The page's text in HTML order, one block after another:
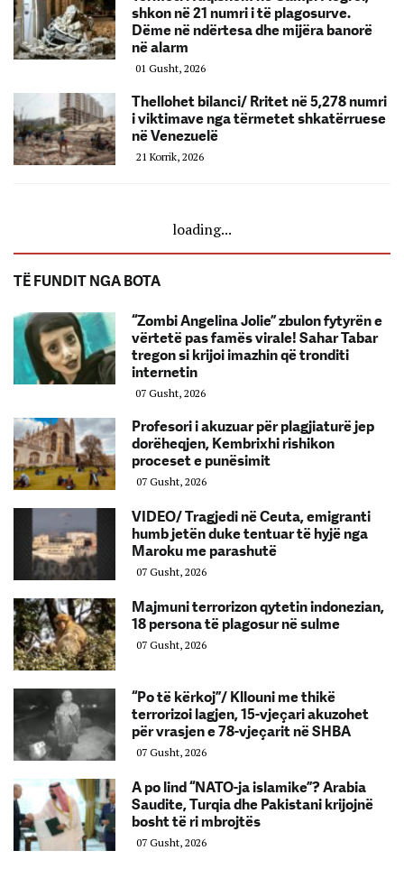
shkon në 21 numri i të plagosurve.
Dëme në ndërtesa dhe mijëra banorë
në alarm
01 Gusht, 2026
Thellohet bilanci/ Rritet në 5,278 numri
i viktimave nga tërmetet shkatërruese
në Venezuelë
21 Korrik, 2026
loading...
TË FUNDIT NGA BOTA
“Zombi Angelina Jolie” zbulon fytyrën e
vërtetë pas famës virale! Sahar Tabar
tregon si krijoi imazhin që tronditi
internetin
07 Gusht, 2026
Profesori i akuzuar për plagjiaturë jep
dorëheqjen, Kembrixhi rishikon
proceset e punësimit
07 Gusht, 2026
VIDEO/ Tragjedi në Ceuta, emigranti
humb jetën duke tentuar të hyjë nga
Maroku me parashutë
07 Gusht, 2026
Majmuni terrorizon qytetin indonezian,
18 persona të plagosur në sulme
07 Gusht, 2026
“Po të kërkoj”/ Kllouni me thikë
terrorizoi lagjen, 15-vjeçari akuzohet
për vrasjen e 78-vjeçarit në SHBA
07 Gusht, 2026
A po lind “NATO-ja islamike”? Arabia
Saudite, Turqia dhe Pakistani krijojnë
bosht të ri mbrojtës
07 Gusht, 2026